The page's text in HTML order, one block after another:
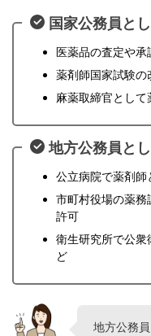
国家公務員と
医薬品の査定や承
薬剤師国家試験
麻薬取締官とし
地方公務員と
公立病院で薬剤
市町村役場の薬務
許可
衛生研究所で公
ど
地方公務